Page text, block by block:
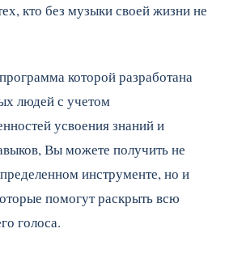
кто без музыки своей жизни не
которой разработана
людей с учетом
усвоения знаний и
Вы можете получить не
инструменте, но и
помогут раскрыть всю
голоса.